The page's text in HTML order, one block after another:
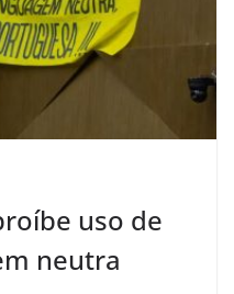
uso de
neutra